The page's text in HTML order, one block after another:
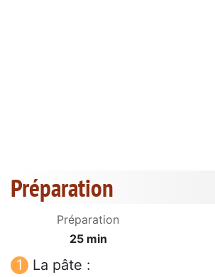
Préparation
Préparation
25 min
La pâte :